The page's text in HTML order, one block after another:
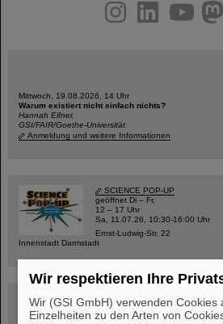
youtubehelmholtz.socialfacebook
Mittwoch, 19.08.2026, 14 Uhr
Warum existiert nicht einfach nichts?
Hannah Elfner,
GSI/FAIR/Goethe-Universität
Anmeldung und weitere Informationen
SCIENCE POP-UP
geöffnet Di – Fr,
12 – 17 Uhr
Sa, 11.07.26, 10:30-16:00 Uhr
Ernst-Ludwig-Str. 22
Innenstadt Darmstadt
FAIR-Trailer: Der Weg der
Beschleunigeranlage
Wir respektieren Ihre
Wir (GSI GmbH) verwenden Cookies
Einzelheiten zu den Arten von